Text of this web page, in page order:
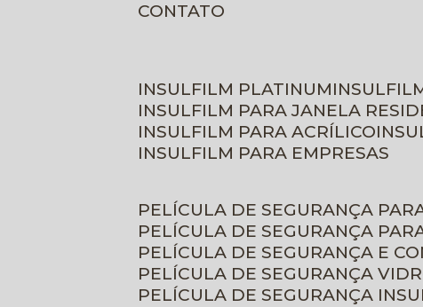
CONTATO
INSULFILM PLATINUM
INSULFILM PARA JANELA
INSULFILM PARA ACRÍLICO
INSULFILM PARA EMPRESAS
PELÍCULA DE SEGURANÇA
PELÍCULA DE SEGURANÇA
PELÍCULA DE SEGURANÇA E
PELÍCULA DE SEGURANÇA
PELÍCULA DE SEGURANÇA